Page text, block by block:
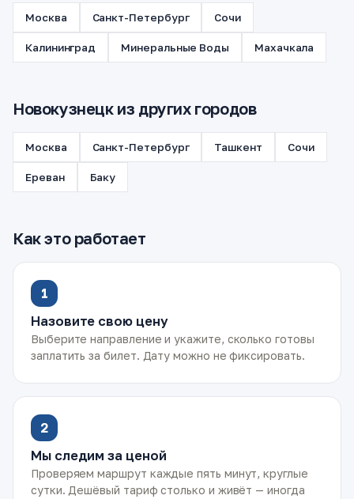
Москва Санкт-Петербург Сочи
Калининград Минеральные Воды Махачкала
Новокузнецк из других городов
Москва Санкт-Петербург Ташкент Сочи
Ереван Баку
Как это работает
1
Назовите свою цену
Выберите направление и укажите, сколько готовы
заплатить за билет. Дату можно не фиксировать.
2
Мы следим за ценой
Проверяем маршрут каждые пять минут, круглые
сутки. Дешёвый тариф столько и живёт — иногда